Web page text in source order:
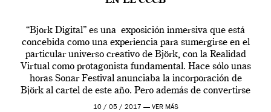
“Bjork Digital” es una exposición inmersiva que está
concebida como una experiencia para sumergirse en el
particular universo creativo de Björk, con la Realidad
Virtual como protagonista fundamental. Hace sólo unas
horas Sonar Festival anunciaba la incorporación de
Björk al cartel de este año. Pero además de convertirse
en una de las actuaciones más relevantes […]
10 / 05 / 2017 — VER MÁS